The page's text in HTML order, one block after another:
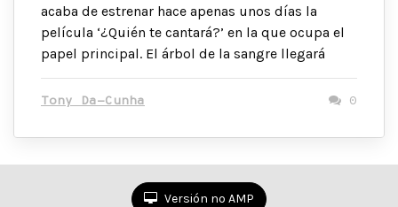
acaba de estrenar hace apenas unos días la
película ‘¿Quién te cantará?’ en la que ocupa el
papel principal. El árbol de la sangre llegará
Tony Da-Cunha 0
Versión no AMP